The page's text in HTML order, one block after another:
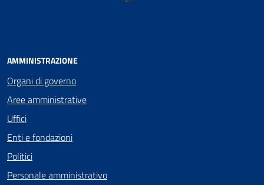
AMMINISTRAZIONE
Organi di governo
Aree amministrative
Uffici
Enti e fondazioni
Politici
Personale amministrativo